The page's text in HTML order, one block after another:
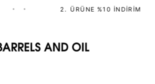
• 2.⁠ ⁠ÜRÜNE %10 İNDIRIM